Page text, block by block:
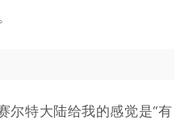
尔特大陆给我的感觉是“有